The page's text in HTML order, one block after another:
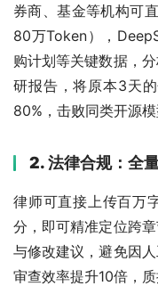
券商、基金等机构可
80万Token），
购计划等关键数据，
研报告，将原本3天
80%，击败同类开源
2. 法律合规：全
律师可直接上传百万
分，即可精准定位跨
与修改建议，避免因
审查效率提升10倍，